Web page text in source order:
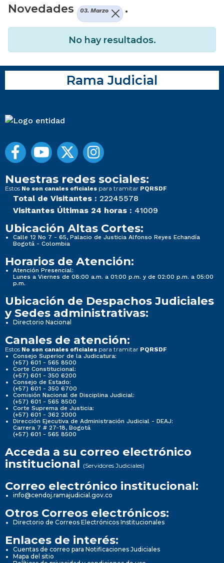
Novedades
03. Marzo .
No hay resultados.
Rama Judicial
Nuestras redes sociales:
Estos No son canales oficiales para tramitar PQRSDF
Total de Visitantes : 22245578
Visitantes Últimas 24 horas : 41009
Ubicación Altas Cortes:
Calle 12 No 7 - 65, Palacio de Justicia Alfonso Reyes Echandía
Bogotá - Colombia
Horarios de Atención:
Atención Presencial:
Lunes a Viernes de 08:00 a.m. a 01:00 p.m. y de 02:00 p.m. a 05:00
p.m.
Ubicación de Despachos Judiciales
y Sedes administrativas:
Directorio Nacional
Canales de atención:
Estos No son canales oficiales para tramitar PQRSDF
Consejo Superior de la Judicatura:
(+57) 601 - 565 8500
Corte Constitucional:
(+57) 601 - 350 6200
Consejo de Estado:
(+57) 601 - 350 6700
Comisión Nacional de Disciplina Judicial:
(+57) 601 - 565 8500
Corte Suprema de Justicia:
(+57) 601 - 362 2000
Dirección Ejecutiva de Administración Judicial - DEAJ:
Carrera 7 # 27-18, Bogotá
(+57) 601 - 565 8500
Acceda a su correo electrónico
institucional (Servidores Judiciales)
Correo electrónico institucional:
info@cendoj.ramajudicial.gov.co
Otros Correos electrónicos:
Directorio de Correos Electrónicos Institucionales
Enlaces de interés:
Cuentas de correo para Notificaciones Judiciales
Mapa del sitio